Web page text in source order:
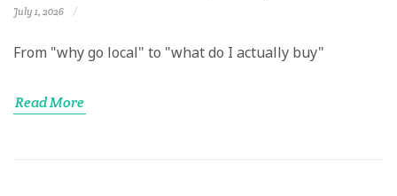
July 1, 2026
From "why go local" to "what do I actually buy"
Read More